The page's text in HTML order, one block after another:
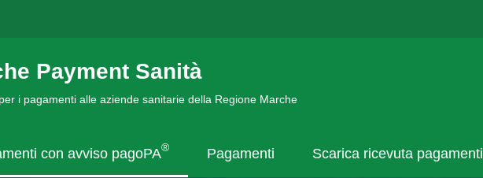
Payment Sanità
i pagamenti alle aziende sanitarie della Regione Marche
con avviso pagoPA® Pagamenti Scarica ricevuta pagamenti